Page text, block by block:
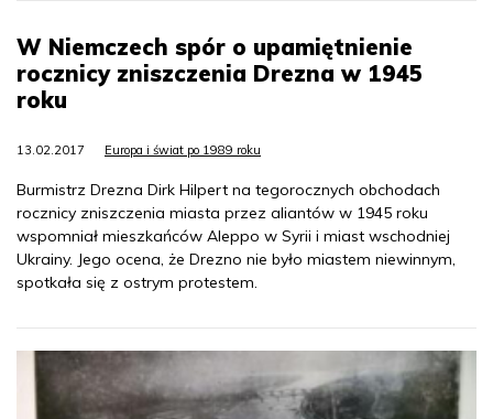
W Niemczech spór o upamiętnienie
rocznicy zniszczenia Drezna w 1945
roku
13.02.2017 Europa i świat po 1989 roku
Burmistrz Drezna Dirk Hilpert na tegorocznych obchodach
rocznicy zniszczenia miasta przez aliantów w 1945 roku
wspomniał mieszkańców Aleppo w Syrii i miast wschodniej
Ukrainy. Jego ocena, że Drezno nie było miastem niewinnym,
spotkała się z ostrym protestem.